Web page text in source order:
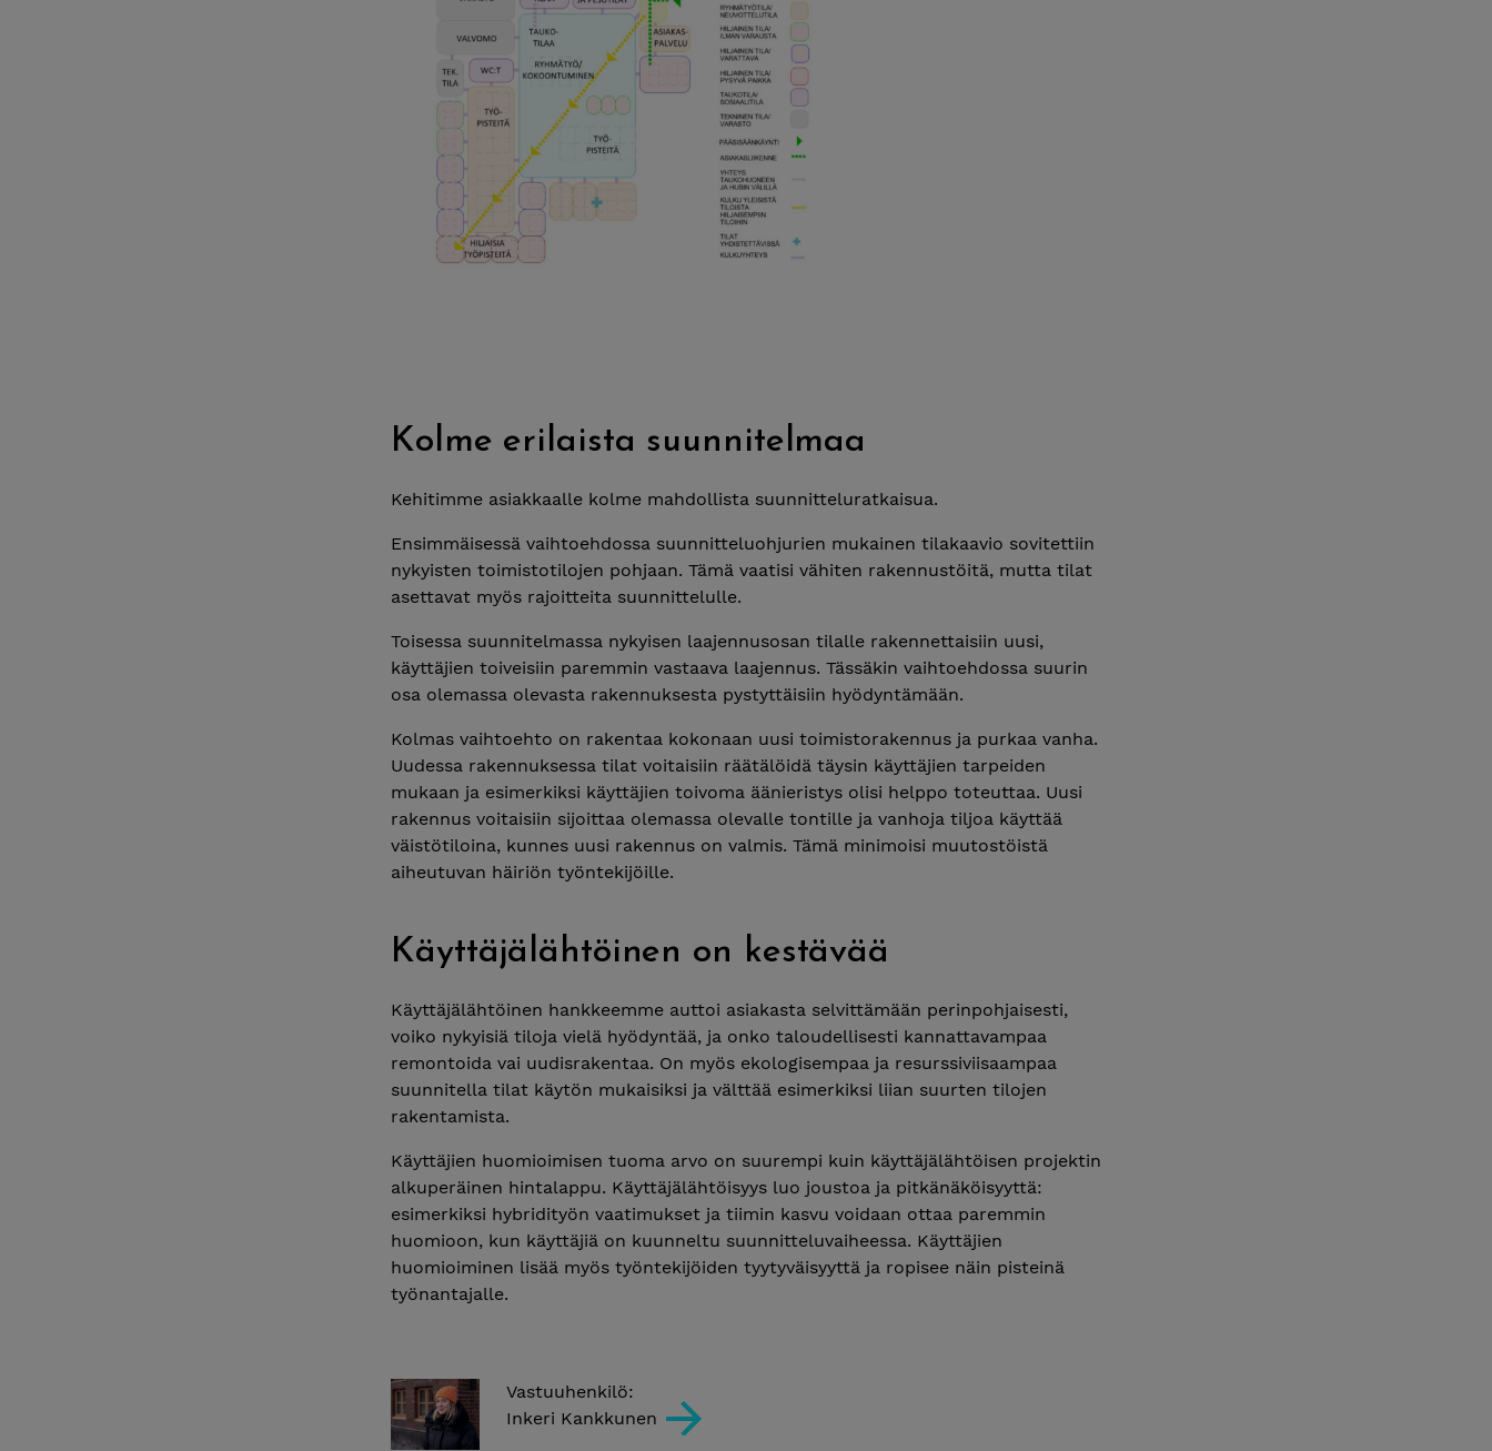
Kolme erilaista suunnitelmaa
Kehitimme asiakkaalle kolme mahdollista suunnitteluratkaisua.
Ensimmäisessä vaihtoehdossa suunnitteluohjurien mukainen tilakaavio sovitettiin
nykyisten toimistotilojen pohjaan. Tämä vaatisi vähiten rakennustöitä, mutta tilat
asettavat myös rajoitteita suunnittelulle.
Toisessa suunnitelmassa nykyisen laajennusosan tilalle rakennettaisiin uusi,
käyttäjien toiveisiin paremmin vastaava laajennus. Tässäkin vaihtoehdossa suurin
osa olemassa olevasta rakennuksesta pystyttäisiin hyödyntämään.
Kolmas vaihtoehto on rakentaa kokonaan uusi toimistorakennus ja purkaa vanha.
Uudessa rakennuksessa tilat voitaisiin räätälöidä täysin käyttäjien tarpeiden
mukaan ja esimerkiksi käyttäjien toivoma äänieristys olisi helppo toteuttaa. Uusi
rakennus voitaisiin sijoittaa olemassa olevalle tontille ja vanhoja tiljoa käyttää
väistötiloina, kunnes uusi rakennus on valmis. Tämä minimoisi muutostöistä
aiheutuvan häiriön työntekijöille.
Käyttäjälähtöinen on kestävää
Käyttäjälähtöinen hankkeemme auttoi asiakasta selvittämään perinpohjaisesti,
voiko nykyisiä tiloja vielä hyödyntää, ja onko taloudellisesti kannattavampaa
remontoida vai uudisrakentaa. On myös ekologisempaa ja resurssiviisaampaa
suunnitella tilat käytön mukaisiksi ja välttää esimerkiksi liian suurten tilojen
rakentamista.
Käyttäjien huomioimisen tuoma arvo on suurempi kuin käyttäjälähtöisen projektin
alkuperäinen hintalappu. Käyttäjälähtöisyys luo joustoa ja pitkänäköisyyttä:
esimerkiksi hybridityön vaatimukset ja tiimin kasvu voidaan ottaa paremmin
huomioon, kun käyttäjiä on kuunneltu suunnitteluvaiheessa. Käyttäjien
huomioiminen lisää myös työntekijöiden tyytyväisyyttä ja ropisee näin pisteinä
työnantajalle.
Vastuuhenkilö:
Inkeri Kankkunen